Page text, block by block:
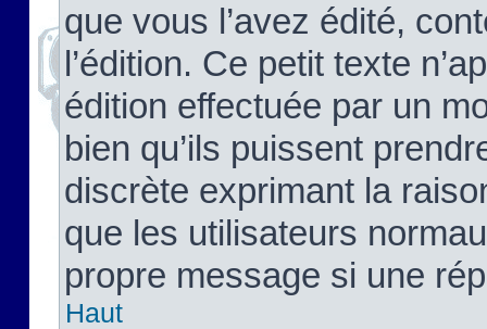
que vous l’avez édité,
l’édition. Ce petit texte
édition effectuée par un
bien qu’ils puissent
discrète exprimant la
que les utilisateurs
propre message si une
Haut